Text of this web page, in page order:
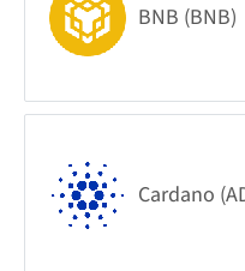
BNB (BNB)
Cardano